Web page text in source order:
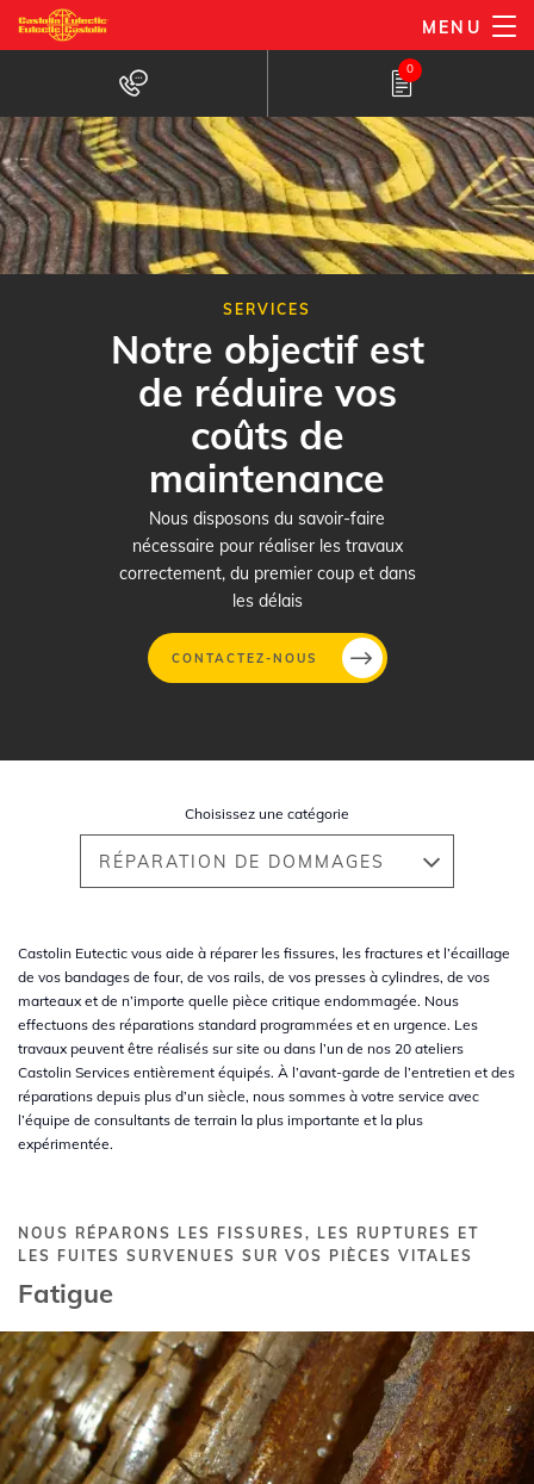
Aller
au
principal
MENU
0
SERVICES
Notre objectif est
de réduire vos
coûts de
maintenance
Nous disposons du savoir-faire
nécessaire pour réaliser les travaux
correctement, du premier coup et dans
les délais
CONTACTEZ-NOUS
principal
Choisissez une catégorie
RÉPARATION DE DOMMAGES
Castolin Eutectic vous aide à réparer les fissures, les fractures et l’écaillage
de vos bandages de four, de vos rails, de vos presses à cylindres, de vos
marteaux et de n’importe quelle pièce critique endommagée. Nous
effectuons des réparations standard programmées et en urgence. Les
travaux peuvent être réalisés sur site ou dans l’un de nos 20 ateliers
Castolin Services entièrement équipés. À l’avant-garde de l’entretien et des
réparations depuis plus d’un siècle, nous sommes à votre service avec
l’équipe de consultants de terrain la plus importante et la plus
expérimentée.
NOUS RÉPARONS LES FISSURES, LES RUPTURES ET
LES FUITES SURVENUES SUR VOS PIÈCES VITALES
Fatigue